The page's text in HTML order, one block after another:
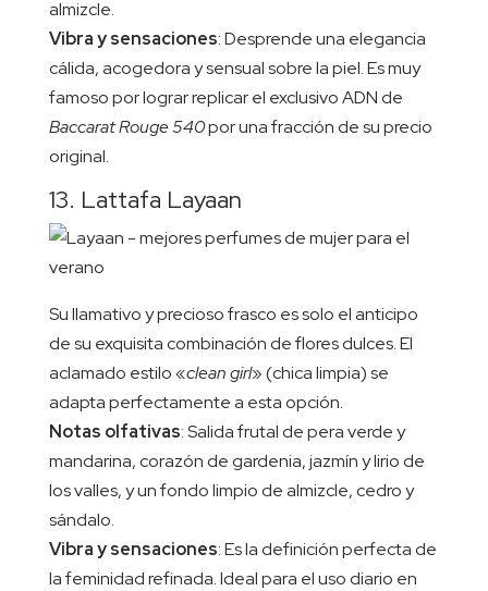
almizcle.
Vibra y sensaciones: Desprende una elegancia
cálida, acogedora y sensual sobre la piel. Es muy
famoso por lograr replicar el exclusivo ADN de
Baccarat Rouge 540por una fracción de su precio
original.
13. Lattafa Layaan
Su llamativo y precioso frasco es solo el anticipo
de su exquisita combinación de flores dulces. El
aclamado estilo «clean girl» (chica limpia) se
adapta perfectamente a esta opción.
Notas olfativas: Salida frutal de pera verde y
mandarina, corazón de gardenia, jazmín y lirio de
los valles, y un fondo limpio de almizcle, cedro y
sándalo.
Vibra y sensaciones: Es la definición perfecta de
la feminidad refinada. Ideal para el uso diario en